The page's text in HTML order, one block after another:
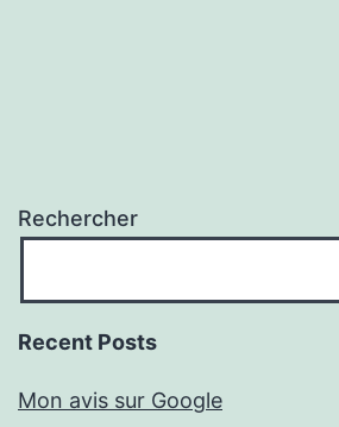
Rechercher
Recent Posts
Mon avis sur Google